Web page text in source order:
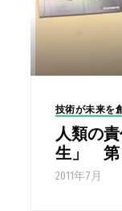
技術が未来を
人類の
生」 第
2011年7月